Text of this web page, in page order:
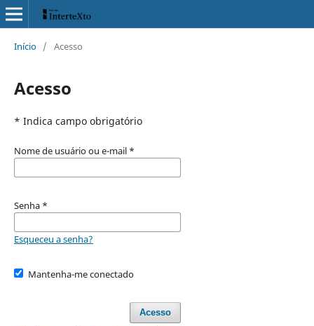
Início / Acesso
Acesso
* Indica campo obrigatório
Nome de usuário ou e-mail *
Senha *
Esqueceu a senha?
Mantenha-me conectado
Acesso